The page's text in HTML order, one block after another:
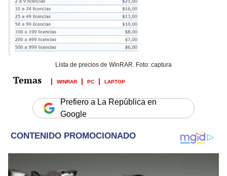
Lista de precios de WinRAR. Foto: captura
WINRAR PC LAPTOP
Prefiero a La República en
Google